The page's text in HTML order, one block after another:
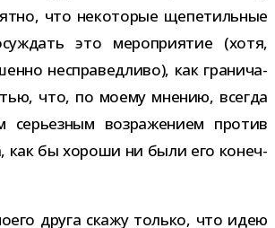
что неко­то­рые щепе­тиль­ные
это меро­при­я­тие (хотя,
неспра­вед­ливо), как гра­ни­ча­
что, по моему мне­нию, все­гда
серьез­ным воз­ра­же­нием про­тив
как бы хороши ни были его конеч­
друга скажу только, что идею